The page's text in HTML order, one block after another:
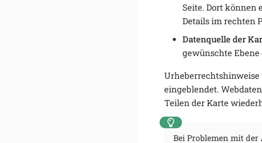
Seite. Dort können
Details im rechten
Datenquelle der
gewünschte
eingeblendet.
Teilen der Karte
Bei Problemen mit der